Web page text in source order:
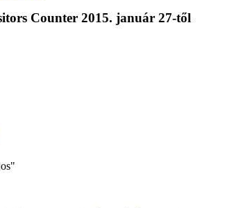
Counter 2015. január 27-től